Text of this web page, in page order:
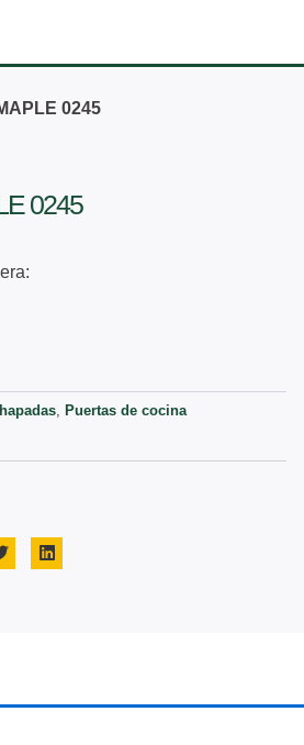
0245
, Puertas de cocina